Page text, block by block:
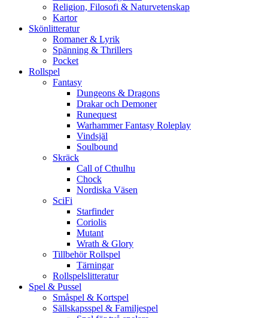
Religion, Filosofi & Naturvetenskap
Kartor
Skönlitteratur
Romaner & Lyrik
Spänning & Thrillers
Pocket
Rollspel
Fantasy
Dungeons & Dragons
Drakar och Demoner
Runequest
Warhammer Fantasy Roleplay
Vindsjäl
Soulbound
Skräck
Call of Cthulhu
Chock
Nordiska Väsen
SciFi
Starfinder
Coriolis
Mutant
Wrath & Glory
Tillbehör Rollspel
Tärningar
Rollspelslitteratur
Spel & Pussel
Småspel & Kortspel
Sällskapsspel & Familjespel